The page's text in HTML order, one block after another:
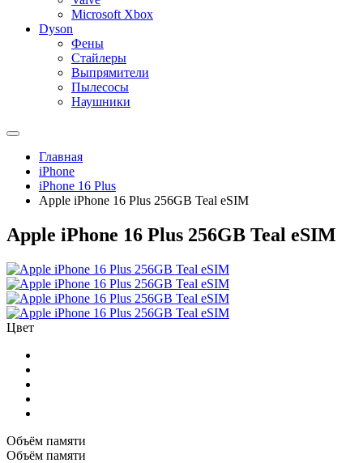
Microsoft Xbox
Dyson
Фены
Стайлеры
Выпрямители
Пылесосы
Наушники
Главная
iPhone
iPhone 16 Plus
Apple iPhone 16 Plus 256GB Teal eSIM
Apple iPhone 16 Plus 256GB Teal eSIM
Цвет
Объём памяти
Объём памяти